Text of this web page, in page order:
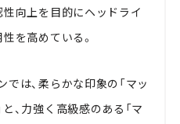
向上を目的にヘッドライ
を高めている。
は、柔らかな印象の「マッ
、力強く高級感のある「マ